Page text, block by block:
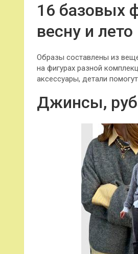
16 базовых
весну и лето
Образы составлены из
на фигурах разной
аксессуары, детали
Джинсы,